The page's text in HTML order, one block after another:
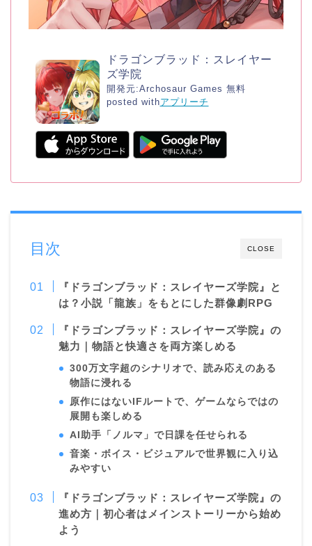
ドラゴンブラッド：スレイヤー
ズ学院
開発元:Archosaur Games 無料
posted withアプリーチ
CLOSE
目次
『ドラゴンブラッド：スレイヤーズ学院』と
は？小説「龍族」をもとにした群像劇RPG
『ドラゴンブラッド：スレイヤーズ学院』の
魅力｜物語と快適さを両方楽しめる
300万文字超のシナリオで、読み応えのある
物語に浸れる
原作にはないIFルートで、ゲームならではの
展開も楽しめる
AI助手「ノルマ」で日課を任せられる
音楽・ボイス・ビジュアルで世界観に入り込
みやすい
『ドラゴンブラッド：スレイヤーズ学院』の
進め方｜初心者はメインストーリーから始め
よう